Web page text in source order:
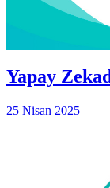
Yapay
25 Nisan 2025